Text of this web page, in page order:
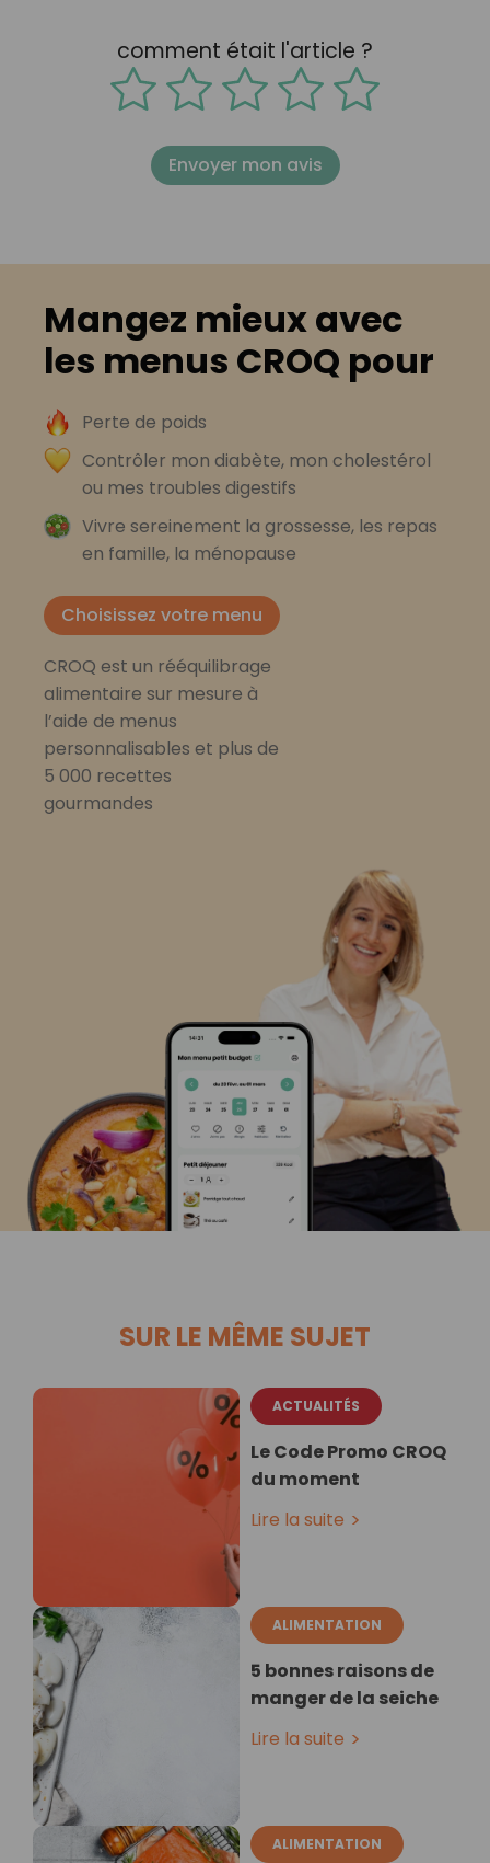
comment était l'article ?
Envoyer mon avis
Mangez mieux avec
les menus CROQ pour
Perte de poids
Contrôler mon diabète, mon cholestérol
ou mes troubles digestifs
Vivre sereinement la grossesse, les repas
en famille, la ménopause
Choisissez votre menu
CROQ est un rééquilibrage
alimentaire sur mesure à
l’aide de menus
personnalisables et plus de
5 000 recettes
gourmandes
SUR LE MÊME SUJET
ACTUALITÉS
Le Code Promo CROQ
du moment
Lire la suite
ALIMENTATION
5 bonnes raisons de
manger de la seiche
Lire la suite
ALIMENTATION